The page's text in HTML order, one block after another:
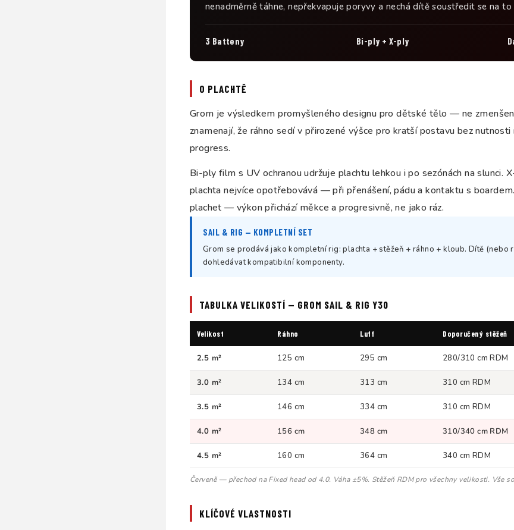
nenadměrně táhne, nepřekvapuje poryvy a nechá dítě soustředit se na
3 Batteny Bi-ply + X-ply
O PLACHTĚ
Grom je výsledkem promyšleného designu pro dětské tělo — ne
znamenají, že ráhno sedí v přirozené výšce pro kratší postavu bez
progress.
Bi-ply film s UV ochranou udržuje plachtu lehkou i po sezónách na
plachta nejvíce opotřebovává — při přenášení, pádu a kontaktu s
plachet — výkon přichází měkce a progresivně, ne jako ráz.
SAIL & RIG — KOMPLETNÍ SET
Grom se prodává jako kompletní rig: plachta + stěžeň + ráhno + kloub. Dítě
dohledávat kompatibilní komponenty.
TABULKA VELIKOSTÍ — GROM SAIL & RIG Y30
Velikost Ráhno Luff Doporučený stěžeň
2.5 m² 125 cm 295 cm 280/310 cm RDM
3.0 m² 134 cm 313 cm 310 cm RDM
3.5 m² 146 cm 334 cm 310 cm RDM
4.0 m² 156 cm 348 cm 310/340 cm RDM
4.5 m² 160 cm 364 cm 340 cm RDM
Červeně — přechod na Fixed head od 4.0. Váha ±5%. Stěžeň RDM pro všechny velikosti. Vše
KLÍČOVÉ VLASTNOSTI